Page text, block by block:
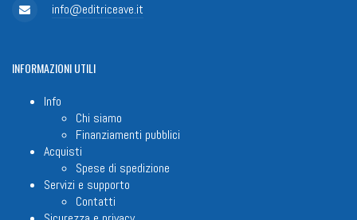
info@editriceave.it
INFORMAZIONIUTILI
Info
Chi siamo
Finanziamenti pubblici
Acquisti
Spese di spedizione
Servizi e supporto
Contatti